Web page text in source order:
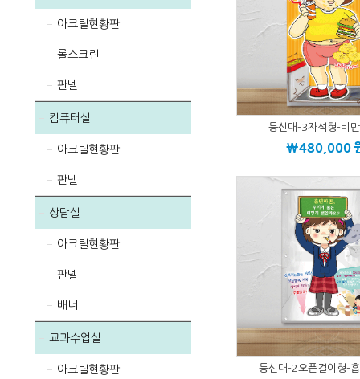
아크릴현황판
롤스크린
판넬
컴퓨터실
아크릴현황판
판넬
상담실
아크릴현황판
판넬
배너
교과수업실
아크릴현황판
등신대-3자석형-비
\480,000
등신대-2오픈걸이형-